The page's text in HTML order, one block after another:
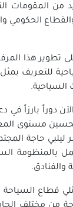
المقومات
الحكومي
تطوير هذا
للتعريف بمثل
دوراً بارزاً في
مستوى
ليلبي حاجة
بالمنظومة
والفنادق.
قطاع السياحة